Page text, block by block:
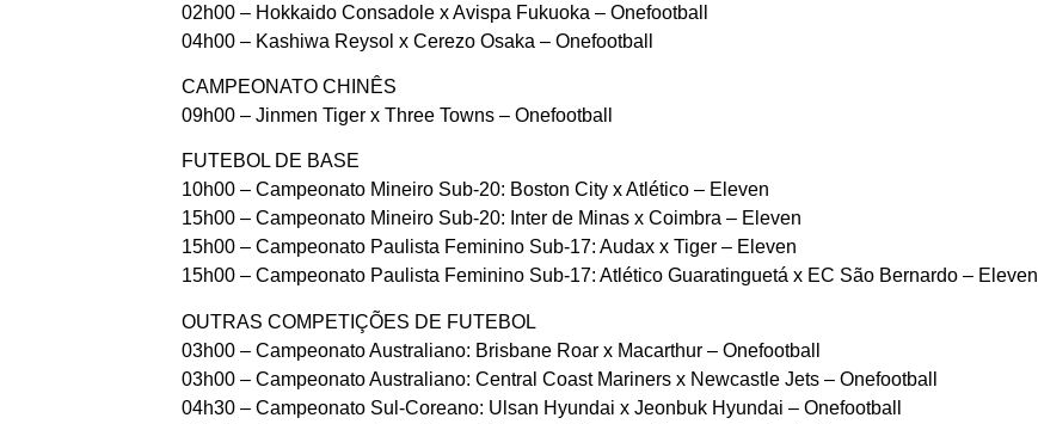
02h00 – Hokkaido Consadole x Avispa Fukuoka – Onefootball
04h00 – Kashiwa Reysol x Cerezo Osaka – Onefootball
CAMPEONATO CHINÊS
09h00 – Jinmen Tiger x Three Towns – Onefootball
FUTEBOL DE BASE
10h00 – Campeonato Mineiro Sub-20: Boston City x Atlético – Eleven
15h00 – Campeonato Mineiro Sub-20: Inter de Minas x Coimbra – Eleven
15h00 – Campeonato Paulista Feminino Sub-17: Audax x Tiger – Eleven
15h00 – Campeonato Paulista Feminino Sub-17: Atlético Guaratinguetá x EC São Bernardo – Eleven
OUTRAS COMPETIÇÕES DE FUTEBOL
03h00 – Campeonato Australiano: Brisbane Roar x Macarthur – Onefootball
03h00 – Campeonato Australiano: Central Coast Mariners x Newcastle Jets – Onefootball
04h30 – Campeonato Sul-Coreano: Ulsan Hyundai x Jeonbuk Hyundai – Onefootball